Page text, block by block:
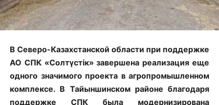
В Северо-Казахстанской области при поддержке
АО СПК «Солтүстік» завершена реализация еще
одного значимого проекта в агропромышленном
комплексе. В Тайыншинском районе благодаря
поддержке СПК была модернизирована